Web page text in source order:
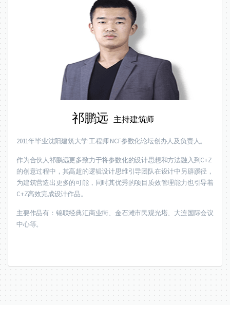
祁鹏远 主持建筑师
2011年毕业沈阳建筑大学 工程师 NCF参数化论坛创办人及负责人。
作为合伙人祁鹏远更多致力于将参数化的设计思想和方法融入到C+Z
的创意过程中，其高超的逻辑设计思维引导团队在设计中另辟蹊径，
为建筑营造出更多的可能，同时其优秀的项目质效管理能力也引导着
C+Z高效完成设计作品。
主要作品有：锦联经典汇商业街、金石滩市民观光塔、大连国际会议
中心等。